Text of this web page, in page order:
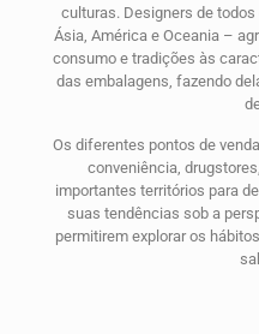
culturas. Designers de
Ásia, América e Oceania –
consumo e tradições às
das embalagens, fazendo
Os diferentes pontos de
conveniência,
importantes territórios para
suas tendências sob a
permitirem explorar os